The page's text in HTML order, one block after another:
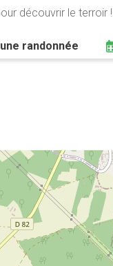
découvrir le terroir !
randonnée